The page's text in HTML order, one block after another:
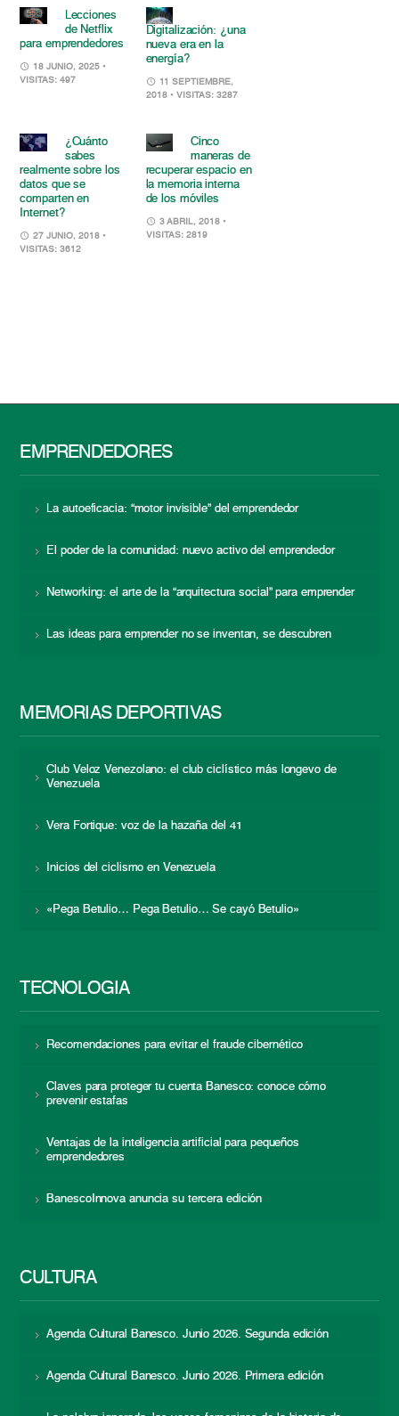
Lecciones
de Netflix
para emprendedores
18 JUNIO, 2025 •
VISITAS: 497
Digitalización: ¿una
nueva era en la
energía?
11 SEPTIEMBRE,
2018 • VISITAS: 3287
¿Cuánto
sabes
realmente sobre los
datos que se
comparten en
Internet?
27 JUNIO, 2018 •
VISITAS: 3612
Cinco
maneras de
recuperar espacio en
la memoria interna
de los móviles
3 ABRIL, 2018 •
VISITAS: 2819
EMPRENDEDORES
La autoeficacia: “motor invisible” del emprendedor
El poder de la comunidad: nuevo activo del emprendedor
Networking: el arte de la “arquitectura social” para emprender
Las ideas para emprender no se inventan, se descubren
MEMORIAS DEPORTIVAS
Club Veloz Venezolano: el club ciclístico más longevo de
Venezuela
Vera Fortique: voz de la hazaña del 41
Inicios del ciclismo en Venezuela
«Pega Betulio… Pega Betulio… Se cayó Betulio»
TECNOLOGÍA
Recomendaciones para evitar el fraude cibernético
Claves para proteger tu cuenta Banesco: conoce cómo
prevenir estafas
Ventajas de la inteligencia artificial para pequeños
emprendedores
BanescoInnova anuncia su tercera edición
CULTURA
Agenda Cultural Banesco. Junio 2026. Segunda edición
Agenda Cultural Banesco. Junio 2026. Primera edición